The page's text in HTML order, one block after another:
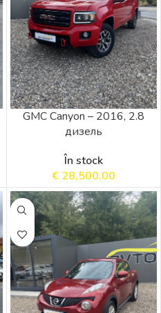
GMC Canyon – 2016, 2.8
дизель
În stock
€28,500.00